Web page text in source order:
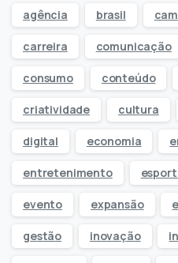
agência brasil
carreira comunicação
consumo conteúdo
criatividade cultura
digital economia
entretenimento
evento expansão
gestão inovação